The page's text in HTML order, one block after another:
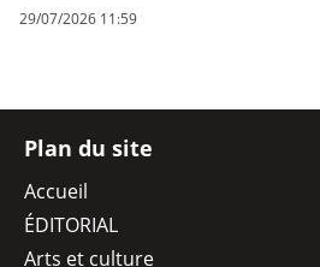
29/07/2026 11:59
Plan du site
Accueil
ÉDITORIAL
Arts et culture